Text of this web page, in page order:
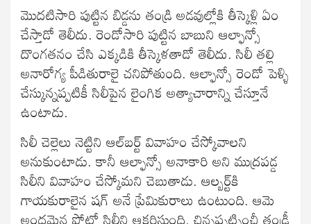
మొదటిసారి పుట్టిన బిడ్డను తండ్రి అడవుల్లోకి తీస్కెళ్లి ఏం
చేస్తాడో తెలీదు. రెండోసారి పుట్టిన బాబుని ఆల్ఫాన్సో
దొంగతనం చేసి ఎక్కడికి తీస్కెళతాడో తెలీదు. సిలీ తల్లి
అనారోగ్య పీడితురాలై చనిపోతుంది. ఆల్ఫాన్సో రెండో పెళ్ళి
చేస్కున్నప్పటికీ సిలీపైన లైంగిక అత్యాచారాన్ని చేస్తూనే
ఉంటాడు.
సిలీ చెల్లెలు నెట్టిని ఆల్‌బర్ట్‌ వివాహం చేస్కోవాలని
అనుకుంటాడు. కానీ ఆల్ఫాన్సో అనాకారి అని ముద్రపడ్డ
సిలీని వివాహం చేస్కోమని చెబుతాడు. ఆల్బర్ట్‌కి
గాయకురాలైన షగ్‌ అనే ప్రేమికురాలు ఉంటుంది. ఆమె